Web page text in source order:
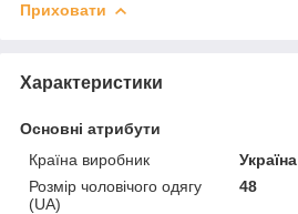
Приховати
Характеристики
Основні атрибути
Країна виробник
Україна
Розмір чоловічого одягу
(UA)
48